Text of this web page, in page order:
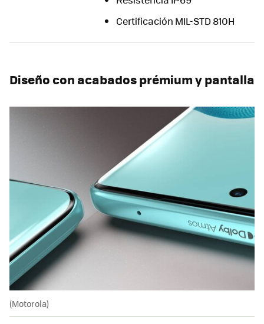
Certificación MIL-STD 810H
Diseño con acabados prémium y pantalla
(Motorola)